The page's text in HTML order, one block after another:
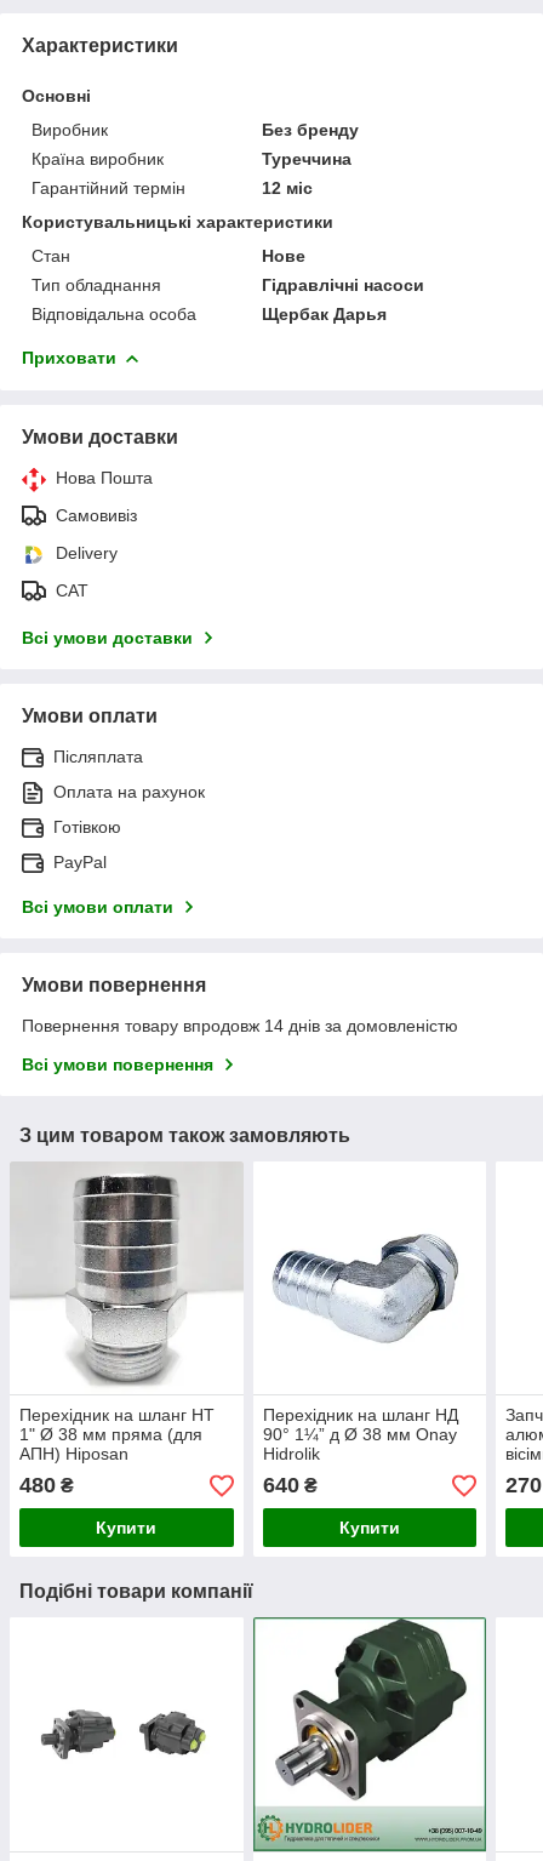
Характеристики
Основні
Виробник
Без бренду
Країна виробник
Туреччина
Гарантійний термін
12 міс
Користувальницькі характеристики
Стан
Нове
Тип обладнання
Гідравлічні насоси
Відповідальна особа
Щербак Дарья
Приховати
Умови доставки
Нова Пошта
Самовивіз
Delivery
САТ
Всі умови доставки
Умови оплати
Післяплата
Оплата на рахунок
Готівкою
PayPal
Всі умови оплати
Умови повернення
Повернення товару впродовж 14 днів за домовленістю
Всі умови повернення
З цим товаром також замовляють
Перехідник на шланг НТ
1" Ø 38 мм пряма (для
АПН) Hiposan
480 ₴
Купити
Перехідник на шланг НД
90° 1¼” д Ø 38 мм Onay
Hidrolik
640₴
Купити
270
Подібні товари компанії